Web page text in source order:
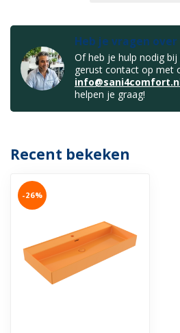
Heb je vragen
Of heb je hulp nodig
gerust contact op met
helpen je graag!
Recent bekeken
-26%